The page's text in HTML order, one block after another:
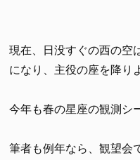
現在、日没すぐの西の空
になり、主役の座を降り
今年も春の星座の観測シ
筆者も例年なら、観望会